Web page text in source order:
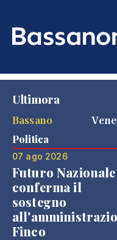
Ultimora
Bassano
Politica
07 ago 2026
Futuro Nazionale
conferma il
sostegno
Finco